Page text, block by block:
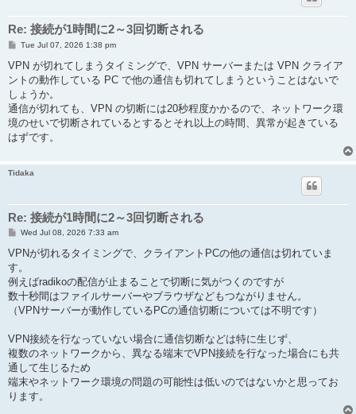
Re: 接続が1時間に2～3回切断される
P
s
Tue Jul 07, 2026 1:38 pm
VPN が切れてしまうタイミングで、VPN サーバーまたは VPN クライア
ントの動作している PC で他の通信も切れてしまうということはないで
しょうか。
通信が切れても、VPN の切断には20秒程度かかるので、ネットワーク環
境のせいで切断されているとするとそれ以上の時間、異常が起きている
はずです。
Tidaka
Re: 接続が1時間に2～3回切断される
P
s
Wed Jul 08, 2026 7:33 am
VPNが切れるタイミングで、クライアントPCの他の通信は切れていま
す。
例えばradikoの配信が止まることで切断に気がつくのですが
数十秒間はファイルサーバーやブラウザなどもつながりません。
（VPNサーバーが動作しているPCの通信切断については不明です）
VPN接続を行なっていない場合に通信切断などは特に生じず、
複数のネットワークから、異なる端末でVPN接続を行なった場合にも共
通して生じるため
端末やネットワーク環境の問題の可能性は低いのではないかと思ってお
ります。